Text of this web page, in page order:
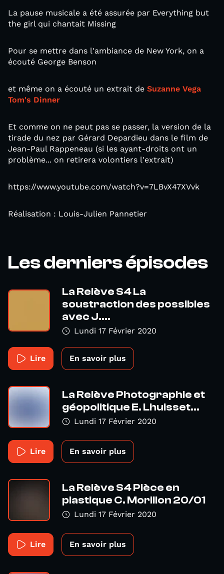
La pause musicale a été assurée par Everything but
the girl qui chantait Missing
Pour se mettre dans l'ambiance de New York, on a
écouté George Benson
et même on a écouté un extrait de Suzanne Vega
Tom's Dinner
Et comme on ne peut pas se passer, la version de la
tirade du nez par Gérard Depardieu dans le film de
Jean-Paul Rappeneau (si les ayant-droits ont un
problème... on retirera volontiers l'extrait)
https://www.youtube.com/watch?v=7LBvX47XVvk
Réalisation : Louis-Julien Pannetier
Les derniers épisodes
La Relève S4 La
soustraction des possibles
avec J....
Lundi 17 Février 2020
Lire En savoir plus
La Relève Photographie et
géopolitique E. Lhuisset...
Lundi 17 Février 2020
Lire En savoir plus
La Relève S4 Pièce en
plastique C. Morillon 20/01
Lundi 17 Février 2020
Lire En savoir plus